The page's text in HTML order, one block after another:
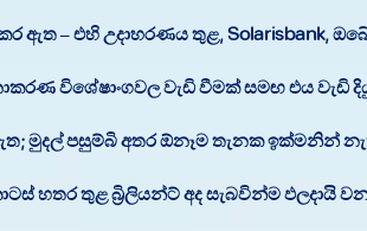
– එහි උදාහරණය තුළ, Solarisbank, ඔබේ
විශේෂාංගවල වැඩි වීමක් සමඟ එය වැඩි
මුදල් පසුම්බි අතර ඕනෑම තැනක ඉක්මනින්
හතර තුළ බ්‍රිලියන්ට් අද සැබවින්ම ඵලදායි